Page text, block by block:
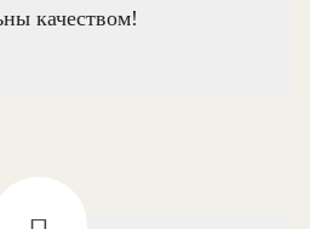
качеством!